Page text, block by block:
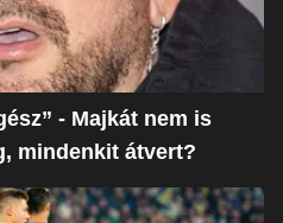
- Majkát nem is
mindenkit átvert?